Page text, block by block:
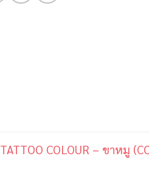
TATTOO COLOUR – ขาหมู